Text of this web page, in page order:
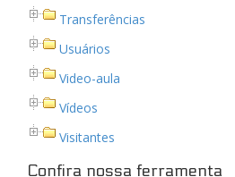
Transferências
Usuários
Video-aula
Vídeos
Visitantes
Confira nossa ferramenta